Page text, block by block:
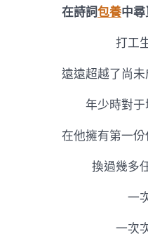
在詩詞包養中
打工
遠遠超越了尚
年少時對
在他擁有第一
換過幾多
一
一次